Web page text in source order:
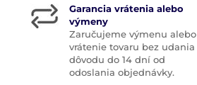
Garancia vrátenia alebo
výmeny
Zaručujeme výmenu alebo
vrátenie tovaru bez udania
dôvodu do 14 dní od
odoslania objednávky.